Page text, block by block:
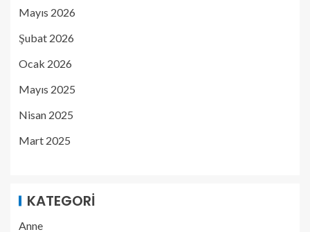
Mayıs 2026
Şubat 2026
Ocak 2026
Mayıs 2025
Nisan 2025
Mart 2025
KATEGORI
Anne